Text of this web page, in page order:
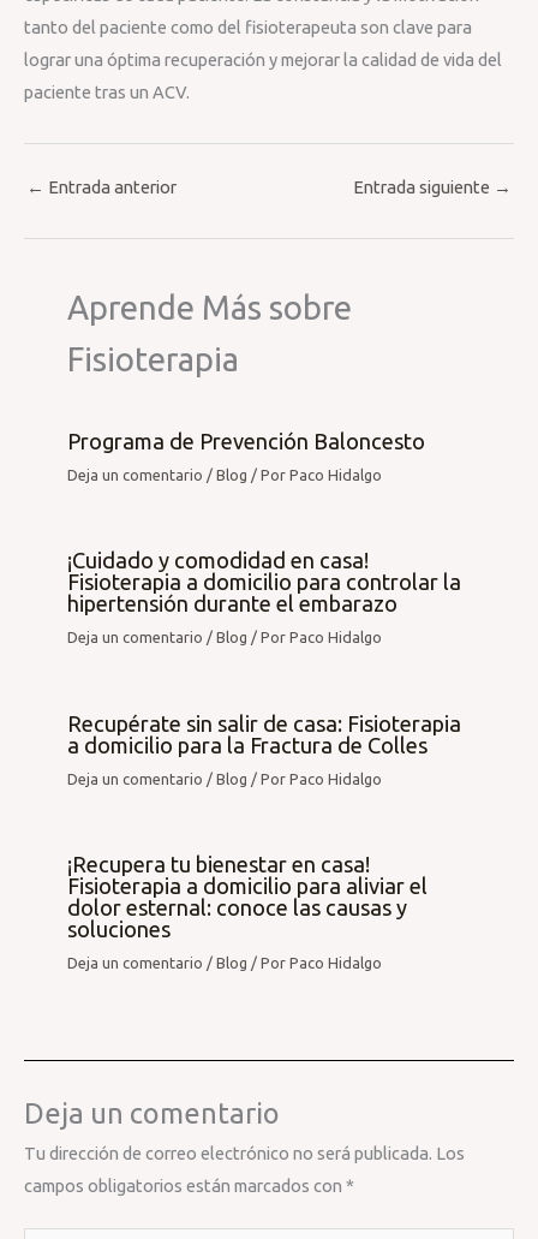
tanto del paciente como del fisioterapeuta son clave para
lograr una óptima recuperación y mejorar la calidad de vida del
paciente tras un ACV.
← Entrada anterior Entrada siguiente →
Aprende Más sobre
Fisioterapia
Programa de Prevención Baloncesto
Deja un comentario /Blog / PorPaco Hidalgo
¡Cuidado y comodidad en casa!
Fisioterapia a domicilio para controlar la
hipertensión durante el embarazo
Deja un comentario /Blog / PorPaco Hidalgo
Recupérate sin salir de casa: Fisioterapia
a domicilio para la Fractura de Colles
Deja un comentario /Blog / PorPaco Hidalgo
¡Recupera tu bienestar en casa!
Fisioterapia a domicilio para aliviar el
dolor esternal: conoce las causas y
soluciones
Deja un comentario /Blog / PorPaco Hidalgo
Deja un comentario
Tu dirección de correo electrónico no será publicada. Los
campos obligatorios están marcados con *